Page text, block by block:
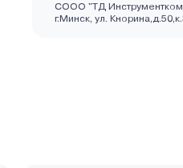
СООО "ТД
г.Минск, ул.